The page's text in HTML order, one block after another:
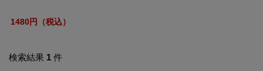
1480円（税込）
検索結果 1 件